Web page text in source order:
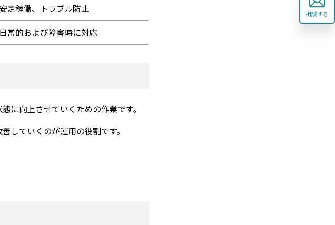
定稼働、トラブル防止
日常的および障害時に対応
に向上させていくための作業です。
していくのが運用の役割です。
相談する